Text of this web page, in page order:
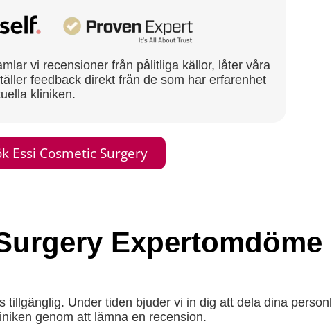
vi recensioner från pålitliga källor, låter våra
feedback direkt från de som har erfarenhet
kliniken.
Essi Cosmetic Surgery
Expertomdöme
tillgänglig. Under tiden bjuder vi in dig att dela dina
genom att lämna en recension.